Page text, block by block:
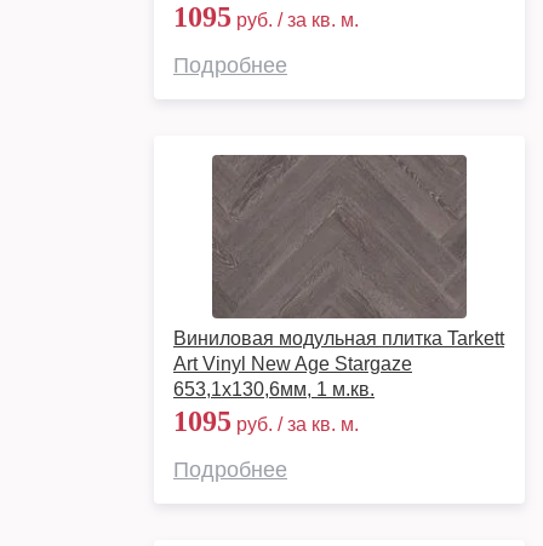
1095 руб. / за кв. м.
Подробнее
Виниловая модульная плитка Tarkett
Art Vinyl New Age Stargaze
653,1х130,6мм, 1 м.кв.
1095 руб. / за кв. м.
Подробнее